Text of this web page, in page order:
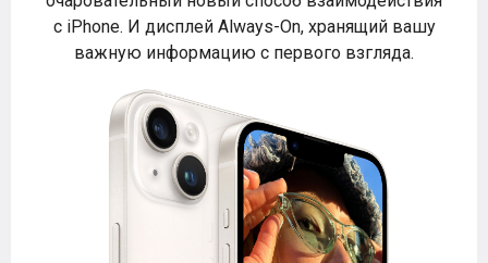
с iPhone. И дисплей Always-On, хранящий вашу
важную информацию с первого взгляда.